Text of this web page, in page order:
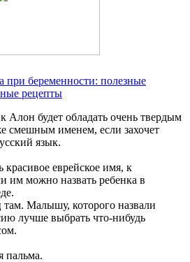
при беременности: полезные
рецепты
Алон будет обладать очень твердым
смешным именем, если захочет
язык.
красивое еврейское имя, к
им можно назвать ребенка в
Малышу, которого назвали
лучше выбрать что-нибудь
пальма.